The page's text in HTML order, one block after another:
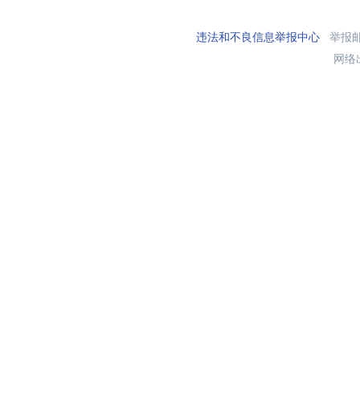
违法和不良信息举报中心举报
网